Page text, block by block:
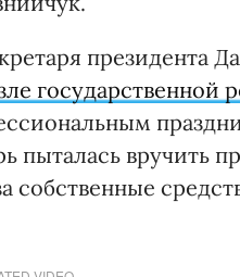
президента
государственной
пыталась вручить
собственные